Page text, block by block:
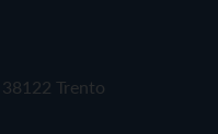
Trento